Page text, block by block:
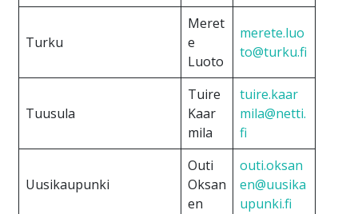
Turku
Meret
e
Luoto
merete.luo
to@turku.fi
Tuusula
Tuire
Kaar
mila
tuire.kaar
mila@netti.
fi
Uusikaupunki
Outi
Oksan
en
outi.oksan
en@uusika
upunki.fi